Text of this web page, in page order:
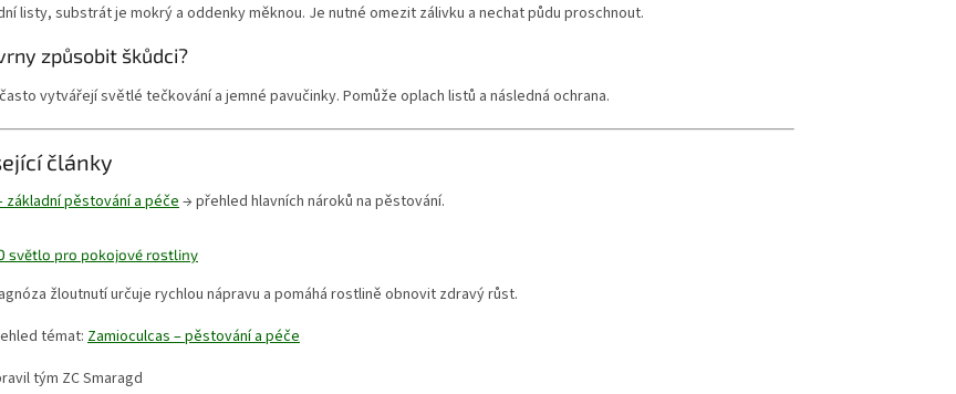
listy, substrát je mokrý a oddenky měknou. Je nutné omezit zálivku a nechat půdu proschnout.
způsobit škůdci?
vytvářejí světlé tečkování a jemné pavučinky. Pomůže oplach listů a následná ochrana.
články
základní pěstování a péče→ přehled hlavních nároků na pěstování.
světlo pro pokojové rostliny
žloutnutí určuje rychlou nápravu a pomáhá rostlině obnovit zdravý růst.
témat: Zamioculcas – pěstování a péče
tým ZC Smaragd